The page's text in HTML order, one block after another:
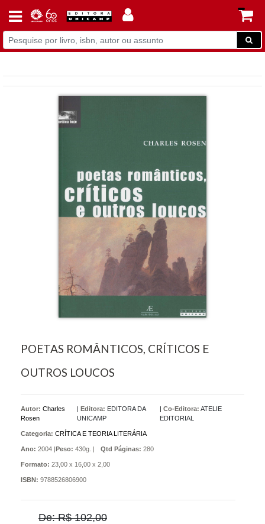
POETAS ROMÂNTICOS, CRÍTICOS E
OUTROS LOUCOS
Autor: Charles
Rosen
| Editora: EDITORA DA
UNICAMP
|Co-Editora: ATELIE
EDITORIAL
Categoria: CRÍTICA E TEORIA LITERÁRIA
Ano: 2004 |Peso: 430g. | Qtd Páginas: 280
Formato: 23,00 x 16,00 x 2,00
ISBN: 9788526806900
De: R$ 102,00